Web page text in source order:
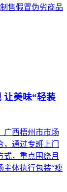
售假冒伪劣商品
让美味“轻装
广西梧州市市场
通过专班上门
，重点围绕月
主体执行包装“瘦